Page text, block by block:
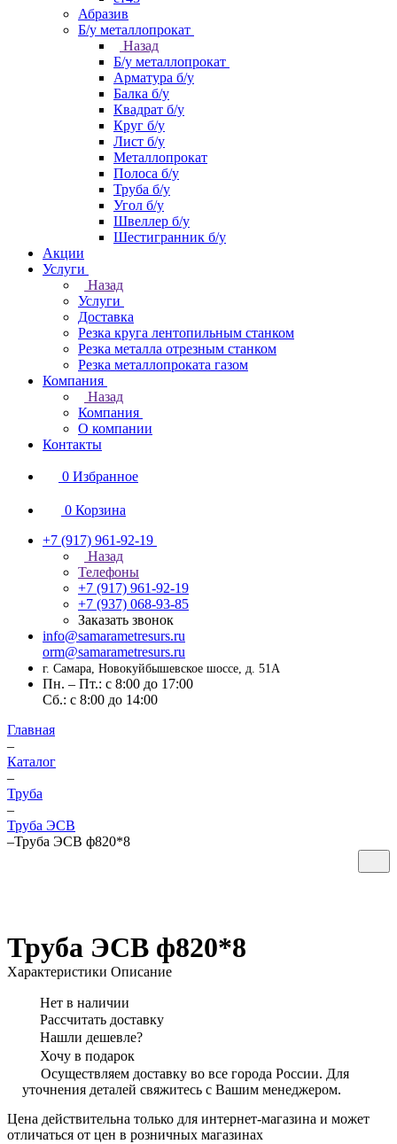
Абразив
Б/у металлопрокат
Назад
Б/у металлопрокат
Арматура б/у
Балка б/у
Квадрат б/у
Круг б/у
Лист б/у
Металлопрокат
Полоса б/у
Труба б/у
Угол б/у
Швеллер б/у
Шестигранник б/у
Акции
Услуги
Назад
Услуги
Доставка
Резка круга лентопильным станком
Резка металла отрезным станком
Резка металлопроката газом
Компания
Назад
Компания
О компании
Контакты
0 Избранное
0 Корзина
+7 (917) 961-92-19
Назад
Телефоны
+7 (917) 961-92-19
+7 (937) 068-93-85
Заказать звонок
info@samarametresurs.ru
orm@samarametresurs.ru
г. Самара, Новокуйбышевское шоссе, д. 51А
Пн. – Пт.: с 8:00 до 17:00
Cб.: с 8:00 до 14:00
Главная
–
Каталог
–
Труба
–
Труба ЭСВ
–Труба ЭСВ ф820*8
Труба ЭСВ ф820*8
Характеристики Описание
Нет в наличии
Рассчитать доставку
Нашли дешевле?
Хочу в подарок
Осуществляем доставку во все города России. Для
уточнения деталей свяжитесь с Вашим менеджером.
Цена действительна только для интернет-магазина и может
отличаться от цен в розничных магазинах